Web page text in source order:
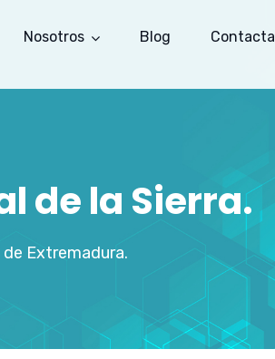
Nosotros Blog Contacta
de la Sierra.
Extremadura.